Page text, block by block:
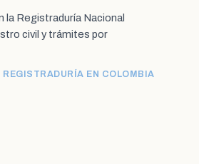
la Registraduría Nacional
civil y trámites por
EN COLOMBIA